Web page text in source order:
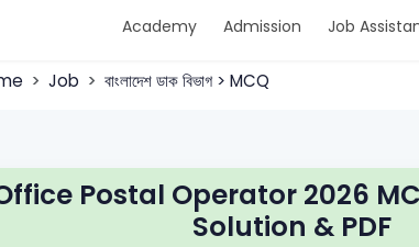
Academy Admission Job
Job বাংলাদেশ ডাক বিভাগ > MCQ
Postal Operator 2026
Solution & PDF